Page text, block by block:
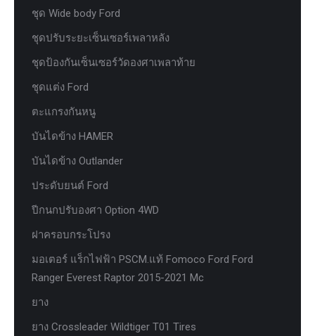
ชุด Wide body Ford
ชุดปรับระยะเซ็นเซอร์เพลาหลัง
ชุดป้องกันเซ็นเซอร์วัดองศาเพลาท้าย
ชุดแต่ง Ford
ตะแกรงกันหนู
บันไดข้าง HAMER
บันไดข้าง Outlander
ประดับยนต์ Ford
ปีกนกปรับองศา Option 4WD
ฝาครอบกระโปรง
มอเตอร์ แร็กไฟฟ้า PSCM.แท้ Fomoco Ford Ford
Ranger Everest Raptor 2015-2021 Mc
ยาง
ยาง Crossleader Wildtiger T01 Tires